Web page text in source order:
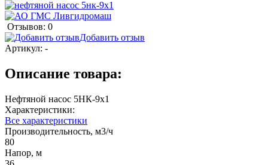
Отзывов: 0
Добавить отзыв
Артикул: -
Описание товара:
Нефтяной насос 5НК-9х1
Характеристики:
Все характеристики
Производительность, м3/ч
80
Напор, м